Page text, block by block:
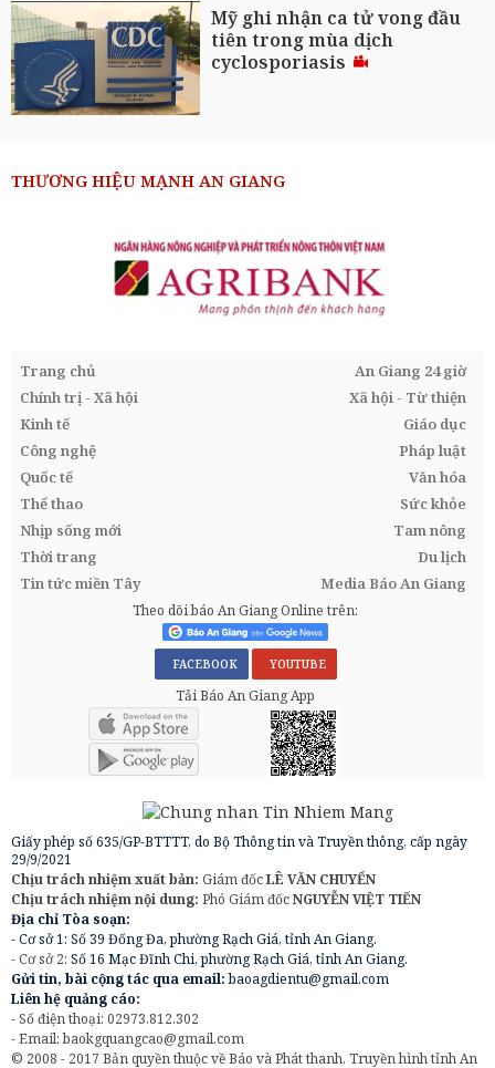
Mỹ ghi nhận ca tử vong đầu
tiên trong mùa dịch
cyclosporiasis
THƯƠNG HIỆU MẠNH AN GIANG
Trang chủ
An Giang 24 giờ
Chính trị - Xã hội
Xã hội - Từ thiện
Kinh tế
Giáo dục
Công nghệ
Pháp luật
Quốc tế
Văn hóa
Thể thao
Sức khỏe
Nhịp sống mới
Tam nông
Thời trang
Du lịch
Tin tức miền Tây
Media Báo An Giang
Theo dõi báo An Giang Online trên:
FACEBOOK YOUTUBE
Tải Báo An Giang App
Giấy phép số 635/GP-BTTTT, do Bộ Thông tin và Truyền thông, cấp ngày
29/9/2021
Chịu trách nhiệm xuất bản: Giám đốcLÊ VĂN CHUYỂN
Chịu trách nhiệm nội dung: Phó Giám đốcNGUYỄN VIỆT TIẾN
Địa chỉ Tòa soạn:
- Cơ sở 1: Số 39 Đống Đa, phường Rạch Giá, tỉnh An Giang.
- Cơ sở 2: Số 16 Mạc Đĩnh Chi, phường Rạch Giá, tỉnh An Giang.
Gửi tin, bài cộng tác qua email:baoagdientu@gmail.com
Liên hệ quảng cáo:
- Số điện thoại: 02973.812.302
- Email:baokgquangcao@gmail.com
© 2008 - 2017 Bản quyền thuộc về Báo và Phát thanh, Truyền hình tỉnh An